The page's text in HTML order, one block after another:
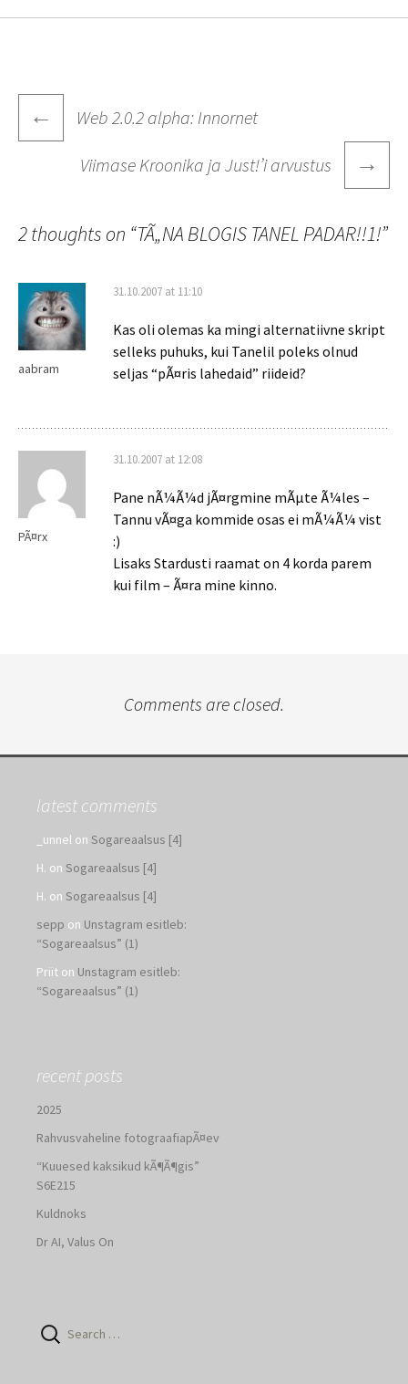
Post
navigation
← Web 2.0.2 alpha: Innornet
Viimase Kroonika ja Just!’i arvustus →
2 thoughts on “TÃ„NA BLOGIS TANEL PADAR!!1!”
aabram
31.10.2007 at 11:10
Kas oli olemas ka mingi alternatiivne skript
selleks puhuks, kui Tanelil poleks olnud
seljas “pÃ¤ris lahedaid” riideid?
PÃ¤rx
31.10.2007 at 12:08
Pane nÃ¼Ã¼d jÃ¤rgmine mÃµte Ã¼les –
Tannu vÃ¤ga kommide osas ei mÃ¼Ã¼ vist
:)
Lisaks Stardusti raamat on 4 korda parem
kui film – Ã¤ra mine kinno.
Comments are closed.
latest comments
_unnel on Sogareaalsus [4]
H. on Sogareaalsus [4]
H. on Sogareaalsus [4]
sepp on Unstagram esitleb:
“Sogareaalsus” (1)
Priit on Unstagram esitleb:
“Sogareaalsus” (1)
recent posts
2025
Rahvusvaheline fotograafiapÃ¤ev
“Kuuesed kaksikud kÃ¶Ã¶gis”
S6E215
Kuldnoks
Dr AI, Valus On
Search
for: